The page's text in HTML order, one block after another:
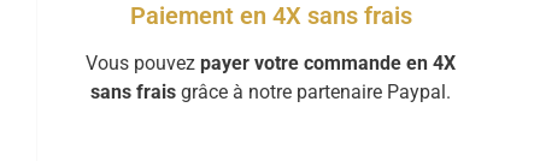
Paiement en 4X sans frais
Vous pouvez payer votre commande en 4X
sans frais grâce à notre partenaire Paypal.